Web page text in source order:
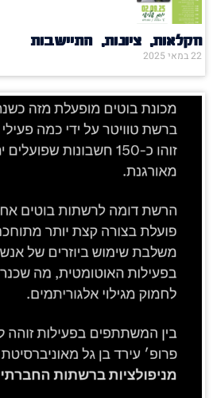
חקלאות, ציונות, התיישבות
22 במאי 2025